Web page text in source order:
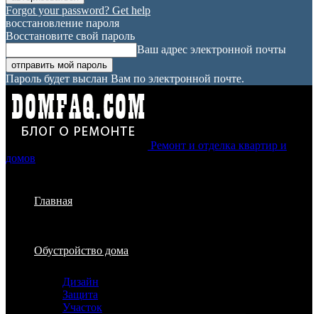
Forgot your password? Get help
восстановление пароля
Восстановите свой пароль
Ваш адрес электронной почты
Пароль будет выслан Вам по электронной почте.
Ремонт и отделка квартир и
домов
Главная
Обустройство дома
Дизайн
Защита
Участок